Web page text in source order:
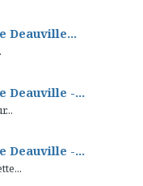
Deauville...
Deauville -...
Deauville -...